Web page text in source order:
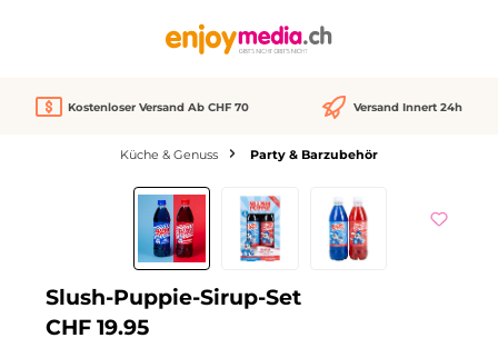
Kostenloser Versand Ab CHF 70 Versand Innert 24h
Küche & Genuss Party & Barzubehör
Bildergalerie überspringen
Slush-Puppie-Sirup-Set
CHF 19.95